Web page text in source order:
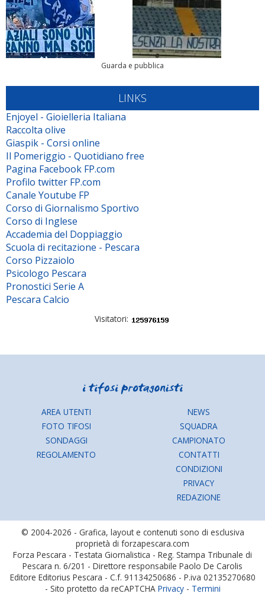
Guarda e pubblica
LINKS
Enjoyel - Gioielleria Italiana
Raccolta olive
Giaspik - Corsi online
Il Pomeriggio - Quotidiano free
Pagina Facebook FP.com
Profilo twitter FP.com
Canale Youtube FP
Corso di Giornalismo Sportivo
Corso di Inglese
Accademia del Doppiaggio
Scuola di recitazione - Pescara
Corso Pizzaiolo
Psicologo Pescara
Pronostici Serie A
Pescara Calcio
Visitatori:
AREA UTENTI
FOTO TIFOSI
SONDAGGI
REGOLAMENTO
NEWS
SQUADRA
CAMPIONATO
CONTATTI
CONDIZIONI
PRIVACY
REDAZIONE
© 2004-2026 - Grafica, layout e contenuti sono di esclusiva
proprietà di forzapescara.com
Forza Pescara - Testata Giornalistica - Reg. Stampa Tribunale di
Pescara n. 6/201 - Direttore responsabile Paolo De Carolis
Editore Editorius Pescara - C.f. 91134250686 - P.iva 02135270680
- Sito protetto da reCAPTCHA Privacy- Termini